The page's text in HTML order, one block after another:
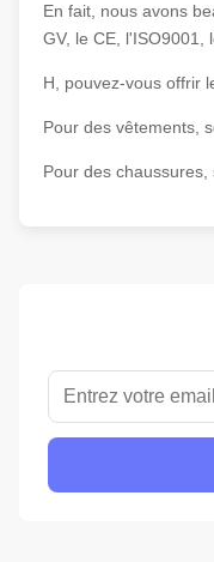
En fait, nous avons
GV, le CE, l'ISO9001,
H, pouvez-vous offrir
Pour des vêtements,
Pour des chaussures,